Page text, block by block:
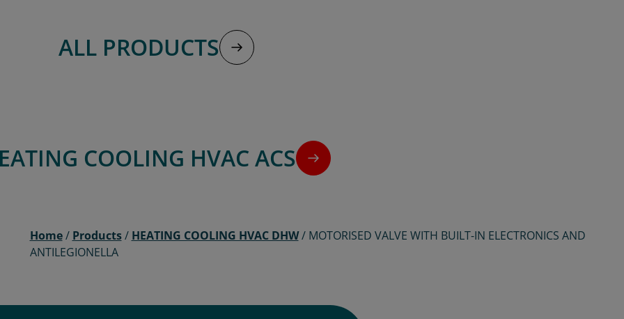
ALL PRODUCTS
COOLING HVAC ACS
Home/ Products/ HEATING COOLING HVAC DHW/ MOTORISED VALVE WITH BUILT-IN ELECTRONICS AND
ANTILEGIONELLA